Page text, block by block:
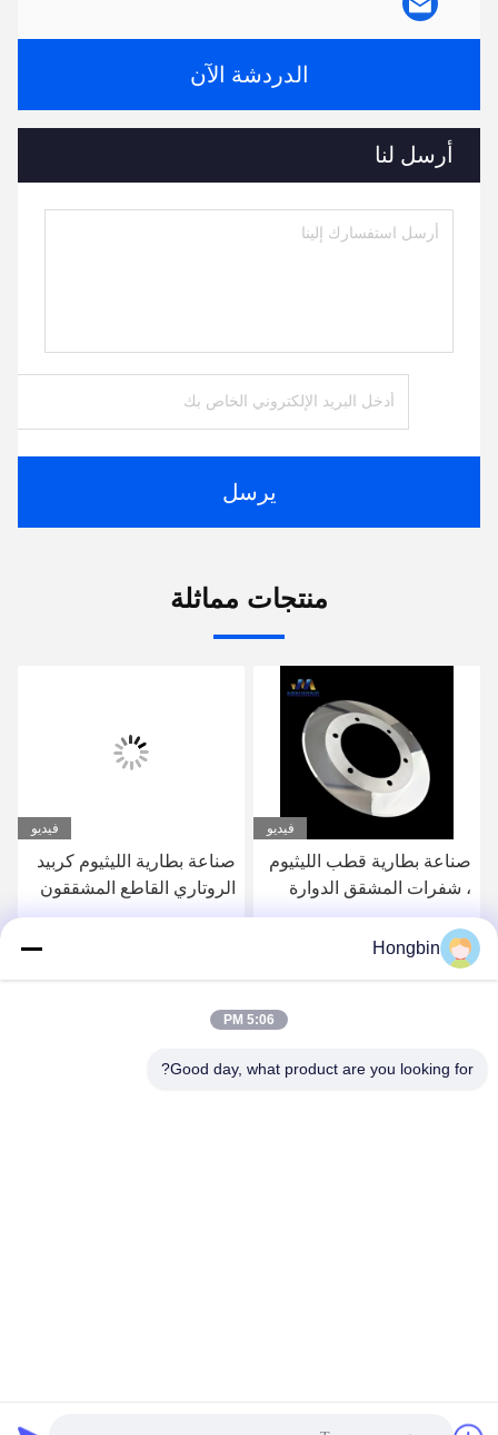
الدردشة الآن
أرسل لنا
يرسل
منتجات مماثلة
فيديو
صناعة بطارية قطب الليثيوم
، شفرات المشقق الدوارة
من كربيد التنجستن
فيديو
صناعة بطارية الليثيوم كربيد
الروتاري القاطع المشققون
OD130
Hongbin
5:06 PM
Good day, what product are you looking for?